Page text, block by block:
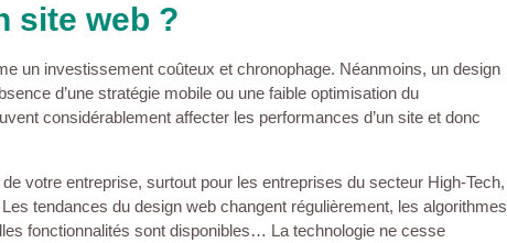
site web ?
un investissement coûteux et chronophage. Néanmoins, un design
d’une stratégie mobile ou une faible optimisation du
considérablement affecter les performances d’un site et donc
votre entreprise, surtout pour les entreprises du secteur High-Tech,
tendances du design web changent régulièrement, les algorithmes
fonctionnalités sont disponibles… La technologie ne cesse